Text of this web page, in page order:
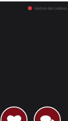
Gestion des cookies